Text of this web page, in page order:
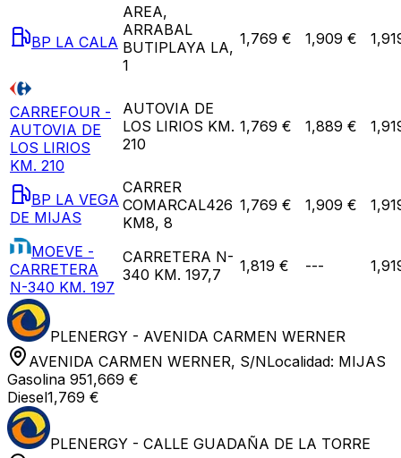
BP LA CALA
AREA,
ARRABAL
BUTIPLAYA LA,
1
1,769 € 1,909 €
CARREFOUR -
AUTOVIA DE
LOS LIRIOS
KM. 210
AUTOVIA DE
LOS LIRIOS KM.
210
1,769 € 1,889 €
BP LA VEGA
DE MIJAS
CARRER
COMARCAL426
KM8, 8
1,769 € 1,909 €
MOEVE -
CARRETERA
N-340 KM. 197
CARRETERA N-
340 KM. 197,7
1,819 € ---
PLENERGY - AVENIDA CARMEN WERNER
AVENIDA CARMEN WERNER, S/NLocalidad: MIJAS
Gasolina 951,669 €
Diesel1,769 €
PLENERGY - CALLE GUADAÑA DE LA TORRE